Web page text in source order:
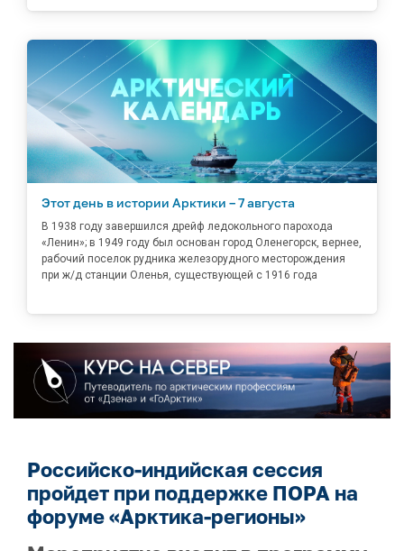
Этот день в истории Арктики – 7 августа
В 1938 году завершился дрейф ледокольного парохода
«Ленин»; в 1949 году был основан город Оленегорск, вернее,
рабочий поселок рудника железорудного месторождения
при ж/д станции Оленья, существующей с 1916 года
Российско-индийская сессия
пройдет при поддержке ПОРА на
форуме «Арктика-регионы»